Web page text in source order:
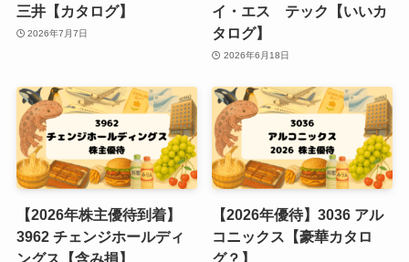
三井【カタログ】
2026年7月7日
イ・エス テック【いいカ
タログ】
2026年6月18日
【2026年株主優待到着】
3962 チェンジホールディ
ングス【含み損】
【2026年優待】3036 アル
コニックス【豪華カタロ
グ？】